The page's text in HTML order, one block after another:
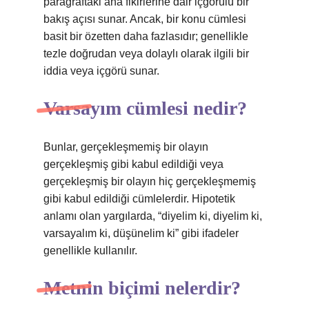
bakış açısı sunar. Ancak, bir konu cümlesi
basit bir özetten daha fazlasıdır; genellikle
tezle doğrudan veya dolaylı olarak ilgili bir
iddia veya içgörü sunar.
Varsayım cümlesi nedir?
Bunlar, gerçekleşmemiş bir olayın
gerçekleşmiş gibi kabul edildiği veya
gerçekleşmiş bir olayın hiç gerçekleşmemiş
gibi kabul edildiği cümlelerdir. Hipotetik
anlamı olan yargılarda, “diyelim ki, diyelim ki,
varsayalım ki, düşünelim ki” gibi ifadeler
genellikle kullanılır.
Metnin biçimi nelerdir?